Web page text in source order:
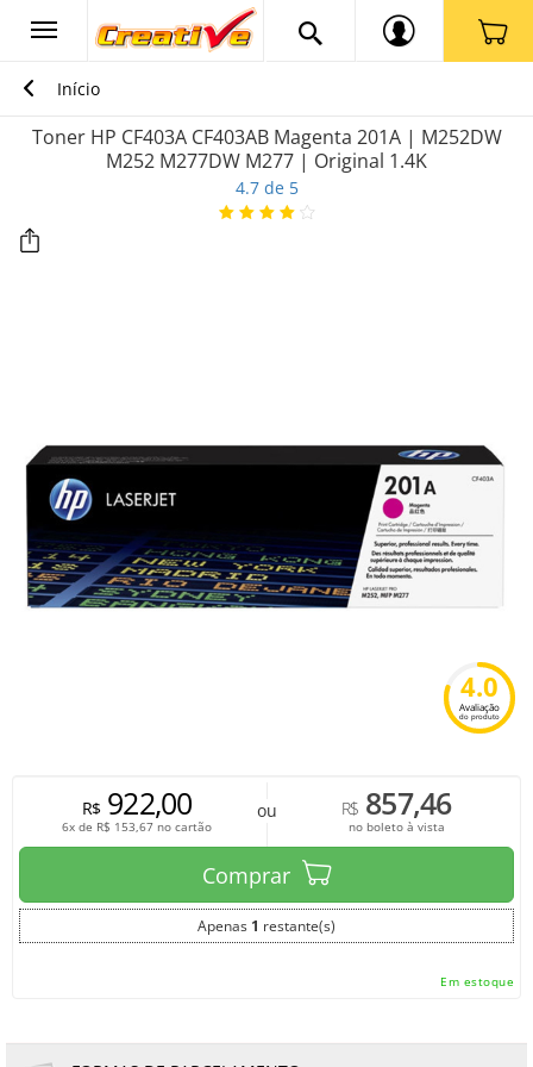
Início
Toner HP CF403A CF403AB Magenta 201A | M252DW
M252 M277DW M277 | Original 1.4K
4.7 de 5
4.0
Avaliação
do produto
R$922,00
6x de R$ 153,67 no cartão
ou R$ 857,46
no boleto à vista
Comprar
Apenas 1 restante(s)
Em estoque